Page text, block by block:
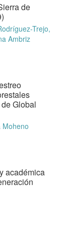
de
Trejo,
Ambriz
Global
Moheno
académica